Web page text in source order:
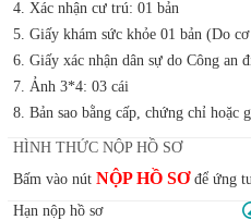
4. Xác nhận cư trú: 01 bản
5. Giấy khám sức khỏe 01 bản (Do
6. Giấy xác nhận dân sự do Công an
7. Ảnh 3*4: 03 cái
8. Bản sao bằng cấp, chứng chỉ hoặc
HÌNH THỨC NỘP HỒ SƠ
Bấm vào nút NỘP HỒ SƠđể ứng
Hạn nộp hồ sơ